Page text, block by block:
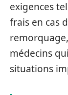
exigences
frais en cas
médecins
situations